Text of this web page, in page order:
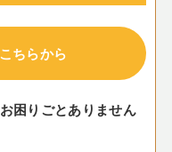
ちらから
困りごとありません